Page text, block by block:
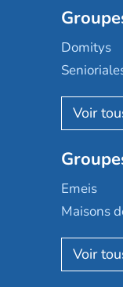
Domitys
Nohée
Les
Mobicap
Domusvi
Happy
Aquarelia
Nexity
Emeis
Maisons
Korian
Emera